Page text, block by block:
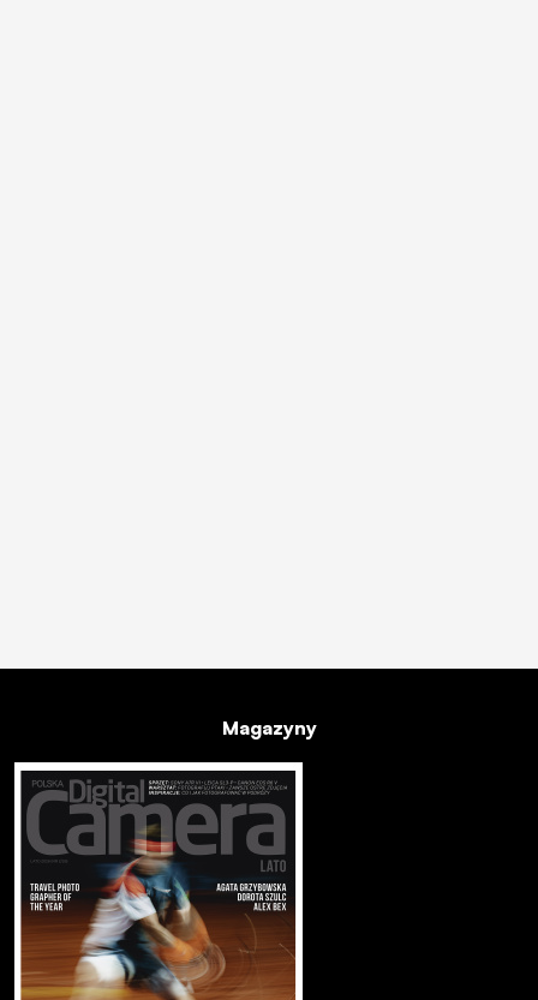
Magazyny